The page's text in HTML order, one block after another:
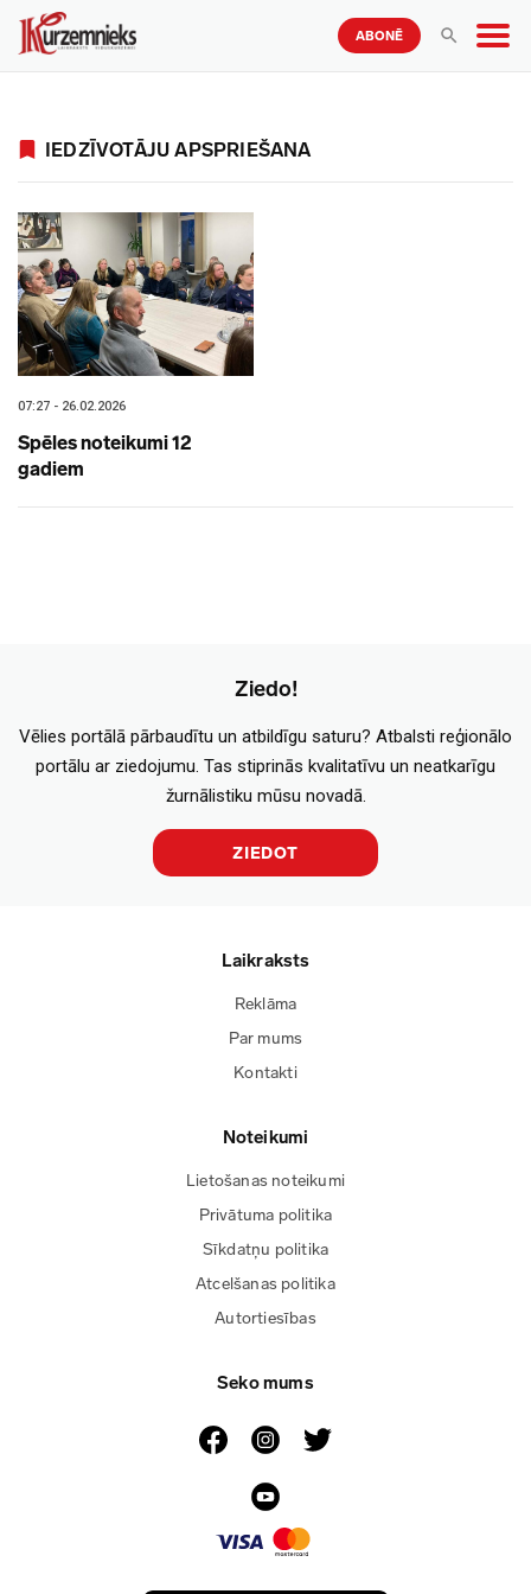
ABONĒ
IEDZĪVOTĀJU APSPRIEŠANA
07:27 - 26.02.2026
Spēles noteikumi 12
gadiem
Ziedo!
Vēlies portālā pārbaudītu un atbildīgu saturu? Atbalsti reģionālo
portālu ar ziedojumu. Tas stiprinās kvalitatīvu un neatkarīgu
žurnālistiku mūsu novadā.
ZIEDOT
Laikraksts
Reklāma
Par mums
Kontakti
Noteikumi
Lietošanas noteikumi
Privātuma politika
Sīkdatņu politika
Atcelšanas politika
Autortiesības
Seko mums